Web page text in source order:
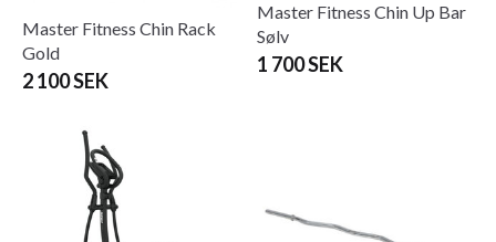
Master Fitness Chin Rack
Gold
2 100 SEK
Master Fitness Chin Up Bar
Sølv
1 700 SEK